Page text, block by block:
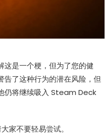
这是一个梗，但为了您的健
告了这种行为的潜在风险，但
仍将继续吸入 Steam Deck
家不要轻易尝试。